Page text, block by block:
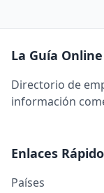
La Guía Online
Directorio de
información
Enlaces
Países